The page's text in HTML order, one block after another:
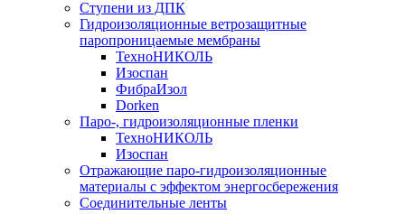
Ступени из ДПК
Гидроизоляционные ветрозащитные
паропроницаемые мембраны
ТехноНИКОЛЬ
Изоспан
ФибраИзол
Dorken
Паро-, гидроизоляционные пленки
ТехноНИКОЛЬ
Изоспан
Отражающие паро-гидроизоляционные
материалы с эффектом энергосбережения
Соединительные ленты